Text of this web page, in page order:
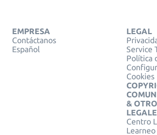
EMPRESA
Contáctanos
Español
LEGAL
Service
Política
Cookies
&
Centro
Learneo